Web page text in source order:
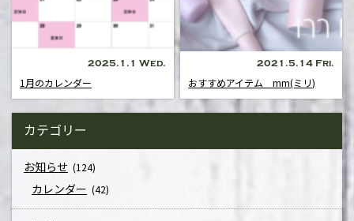
2025.1.1 Wed.
1月のカレンダー
2021.5.14 Fri.
おすすめアイテム mm(ミリ)
カテゴリー
お知らせ (124)
カレンダー (42)